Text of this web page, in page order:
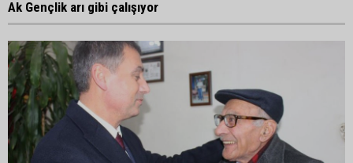
Ak Gençlik arı gibi çalışıyor